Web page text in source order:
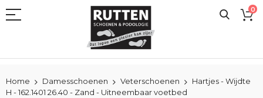
naar
0
Home Damesschoenen Veterschoenen
Hartjes - Wijdte
H - 162.1401 26.40 - Zand - Uitneembaar voetbed